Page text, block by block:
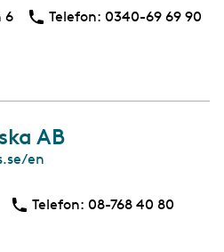
6
Telefon: Telefon
0340-69 69 90
AB
en
Telefon: Telefon
08-768 40 80